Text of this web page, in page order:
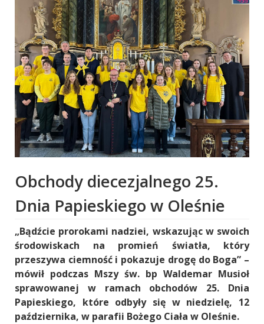
Obchody diecezjalnego 25.
Dnia Papieskiego w Oleśnie
„Bądźcie prorokami nadziei, wskazując w swoich
środowiskach na promień światła, który
przeszywa ciemność i pokazuje drogę do Boga” –
mówił podczas Mszy św. bp Waldemar Musioł
sprawowanej w ramach obchodów 25. Dnia
Papieskiego, które odbyły się w niedzielę, 12
października, w parafii Bożego Ciała w Oleśnie.